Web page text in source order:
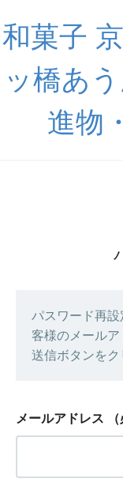
和菓子
ッ橋あ
進物
パスワード再
客様のメールア
送信ボタンをク
メールアドレス